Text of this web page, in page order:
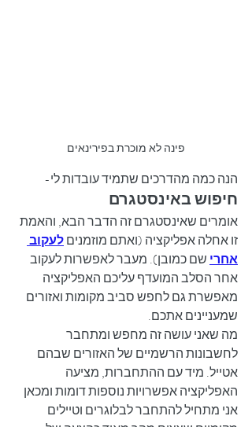
פינה לא מוכרת בפירינאים
הנה כמה מהדרכים שתמיד עובדות לי-
חיפוש באינסטגרם
אומרים שאינסטגרם זה הדבר הבא, והאמת
זו אחלה אפליקציה (ואתם מוזמנים לעקוב
אחרי שם כמובן). מעבר לאפשרות לעקוב
אחר הסלב המועדף עליכם האפליקציה
מאפשרת גם לחפש סביב מקומות ואזורים
שמעניינים אתכם.
מה שאני עושה זה מחפש ומתחבר
לחשבונות הרשמיים של האזורים שבהם
אטייל. מיד עם ההתחברות, מציעה
האפליקציה אפשרויות נוספות דומות ומכאן
אני מתחיל להתחבר לבלוגרים וטיילים